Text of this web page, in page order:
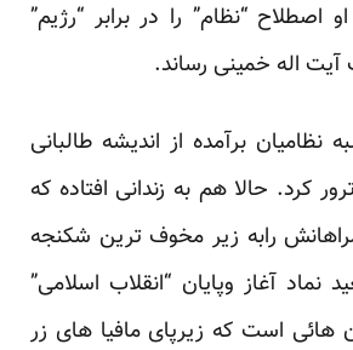
اصطلاح “نظام” را در برابر “رژیم”
اله خمینی رساند.
نظامیان برآمده از اندیشه طالبانی
کرد. حالا هم به زندانی افتاده که
رابه زیر مخوف ترین شکنجه
آغاز وپایان “انقلاب اسلامی”
هائی است که زیرپای مافیا های زر